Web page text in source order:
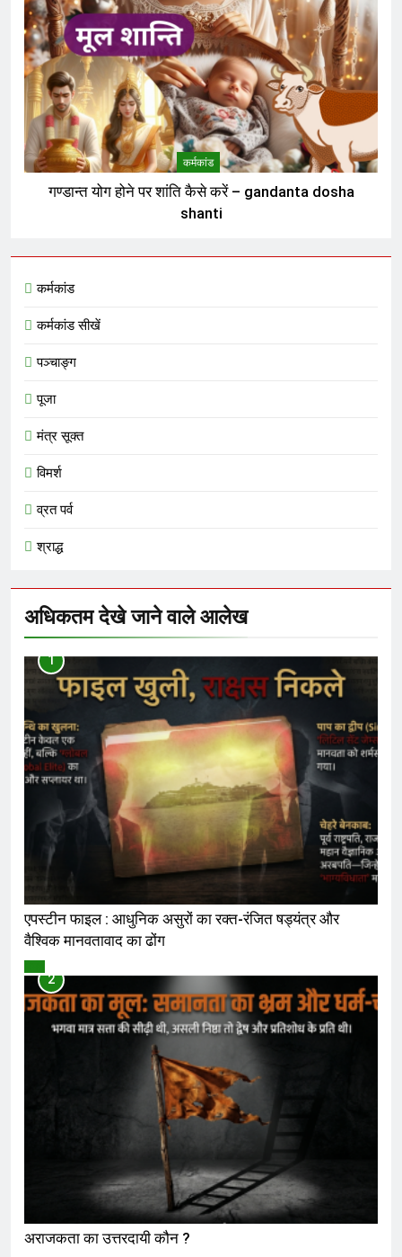
कर्मकांड
गण्डान्त योग होने पर शांति कैसे करें – gandanta dosha
shanti
कर्मकांड
कर्मकांड सीखें
पञ्चाङ्ग
पूजा
मंत्र सूक्त
विमर्श
व्रत पर्व
श्राद्ध
अधिकतम देखे जाने वाले आलेख
1
एपस्टीन फाइल : आधुनिक असुरों का रक्त-रंजित षड्यंत्र और
वैश्विक मानवतावाद का ढोंग
2
अराजकता का उत्तरदायी कौन ?